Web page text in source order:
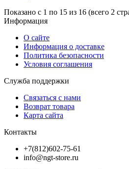
Показано с 1 по 15 из 16 (всего 2
Информация
О сайте
Информация о доставке
Политика безопасности
Условия соглашения
Служба поддержки
Связаться с нами
Возврат товара
Карта сайта
Контакты
+7(812)602-75-61
info@ngt-store.ru